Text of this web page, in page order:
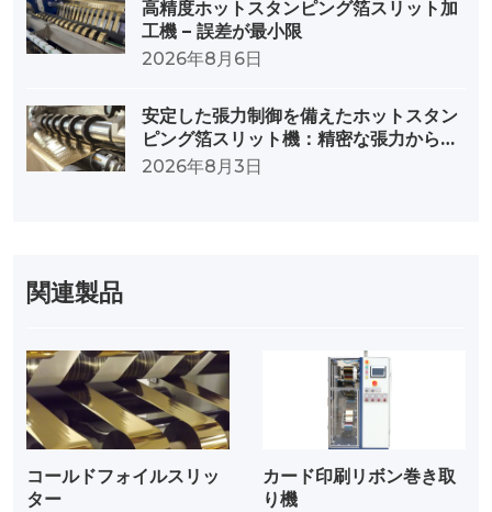
高精度ホットスタンピング箔スリット加
工機 – 誤差が最小限
2026年8月6日
安定した張力制御を備えたホットスタン
ピング箔スリット機：精密な張力から卓
越した品質へ
2026年8月3日
関連製品
コールドフォイルスリッ
ター
カード印刷リボン巻き取
り機